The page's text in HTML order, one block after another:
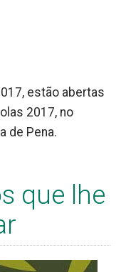
estão abertas
2017, no
de Pena.
que lhe